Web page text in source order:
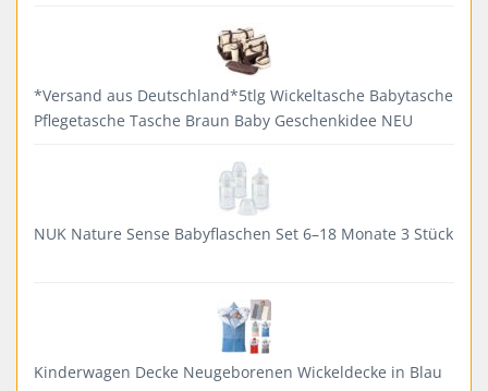
*Versand aus Deutschland*5tlg Wickeltasche Babytasche
Pflegetasche Tasche Braun Baby Geschenkidee NEU
NUK Nature Sense Babyflaschen Set 6–18 Monate 3 Stück
Kinderwagen Decke Neugeborenen Wickeldecke in Blau